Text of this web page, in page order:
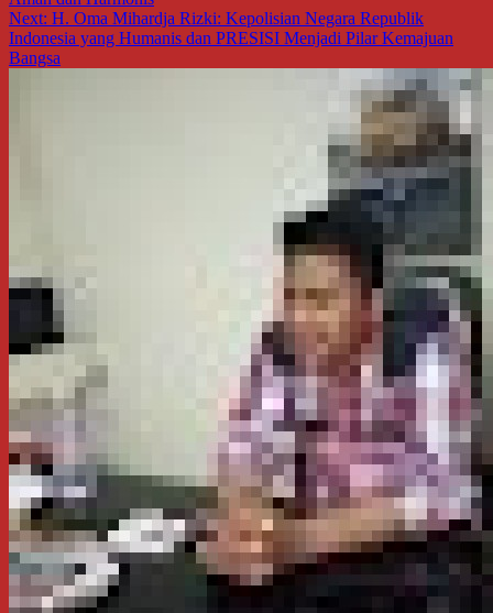
Next: H. Oma Mihardja Rizki: Kepolisian Negara Republik
Indonesia yang Humanis dan PRESISI Menjadi Pilar Kemajuan
Bangsa